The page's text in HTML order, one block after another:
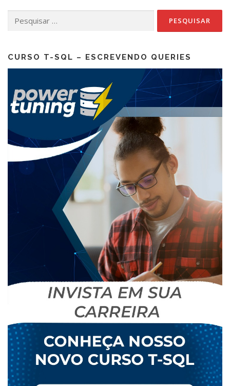
por:
CURSO T-SQL – ESCREVENDO QUERIES